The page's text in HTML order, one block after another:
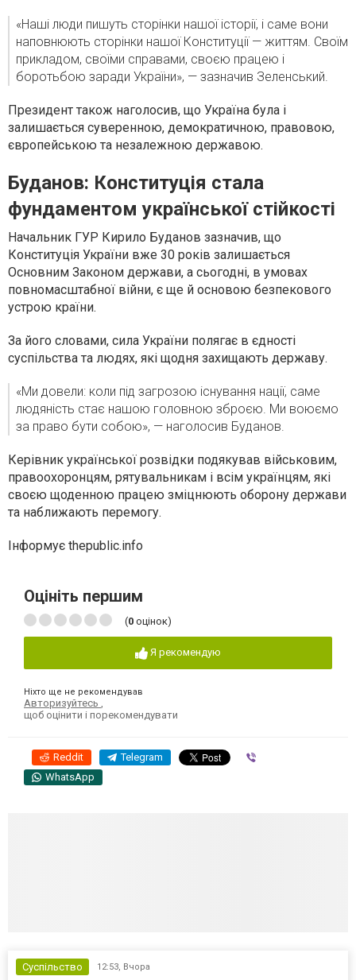
«Наші люди пишуть сторінки нашої історії, і саме вони
наповнюють сторінки нашої Конституції — життям. Своїм
прикладом, своїми справами, своєю працею і
боротьбою заради України», — зазначив Зеленський.
Президент також наголосив, що Україна була і
залишається суверенною, демократичною, правовою,
європейською та незалежною державою.
Буданов: Конституція стала
фундаментом української стійкості
Начальник ГУР Кирило Буданов зазначив, що
Конституція України вже 30 років залишається
Основним Законом держави, а сьогодні, в умовах
повномасштабної війни, є ще й основою безпекового
устрою країни.
За його словами, сила України полягає в єдності
суспільства та людях, які щодня захищають державу.
«Ми довели: коли під загрозою існування нації, саме
людяність стає нашою головною зброєю. Ми воюємо
за право бути собою», — наголосив Буданов.
Керівник української розвідки подякував військовим,
правоохоронцям, рятувальникам і всім українцям, які
своєю щоденною працею зміцнюють оборону держави
та наближають перемогу.
Інформує thepublic.info
Оцініть першим
(0 оцінок)
Я рекомендую
Ніхто ще не рекомендував
Авторизуйтесь ,
щоб оцінити і порекомендувати
Reddit Telegram
WhatsApp
Суспільство 12:53, Вчора